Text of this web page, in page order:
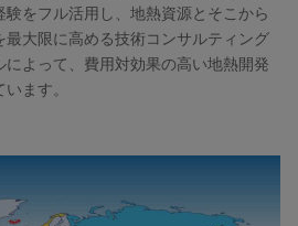
をフル活用し、地熱資源とそこから
大限に高める技術コンサルティング
よって、費用対効果の高い地熱開発
ます。